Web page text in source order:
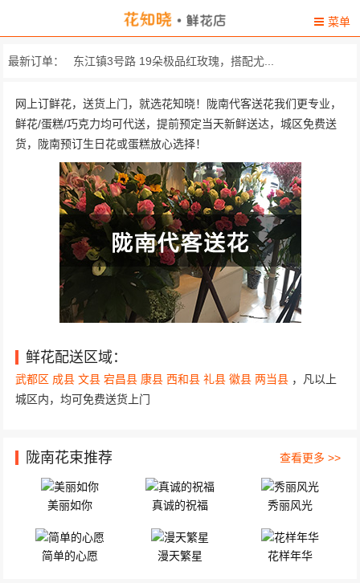
菜单
最新订单： 东江镇3号路 19朵极品红玫瑰，搭配尤...
白水江宾馆 材料：8朵香水百合,19朵...
洛塘镇 精心挑选11枝顶级红玫瑰...
鑫海酒店 由11枝精选粉玫瑰，搭配...
汉王卫校 精心挑选11枝顶级红玫瑰...
网上订鲜花，送货上门，就选花知晓！陇南代客送花我们更专业，
鲜花/蛋糕/巧克力均可代送，提前预定当天新鲜送达，城区免费送
货，陇南预订生日花或蛋糕放心选择！
鲜花配送区域：
武都区 成县文县宕昌县 康县西和县礼县徽县两当县 ，凡以上
城区内，均可免费送货上门
陇南花束推荐 查看更多 >>
美丽如你 真诚的祝福 秀丽风光
简单的心愿 漫天繁星 花样年华